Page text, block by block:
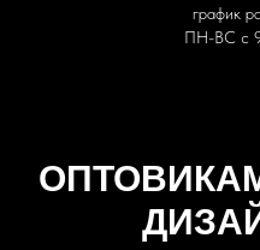
график
ПН-ВС с